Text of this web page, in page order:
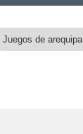
Juegos de arequipa